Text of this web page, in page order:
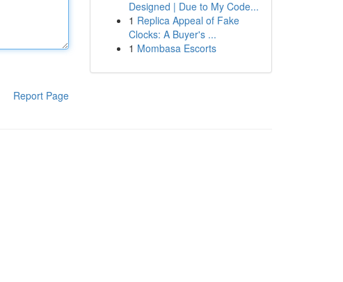
Report Page
Designed | Due to My Code...
1 Replica Appeal of Fake
Clocks: A Buyer's ...
1 Mombasa Escorts